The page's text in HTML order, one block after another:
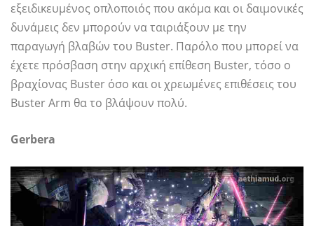
εξειδικευμένος οπλοποιός που ακόμα και οι δαιμονικές
δυνάμεις δεν μπορούν να ταιριάξουν με την
παραγωγή βλαβών του Buster. Παρόλο που μπορεί να
έχετε πρόσβαση στην αρχική επίθεση Buster, τόσο ο
βραχίονας Buster όσο και οι χρεωμένες επιθέσεις του
Buster Arm θα το βλάψουν πολύ.
Gerbera